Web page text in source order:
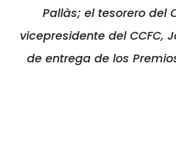
Pallàs; el tesorero del
vicepresidente del CCFC,
de entrega de los